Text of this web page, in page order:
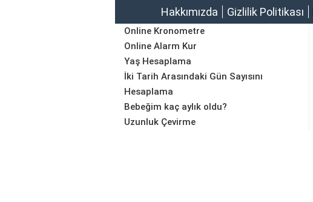
Hakkımızda Gizlilik Politikası
Online Kronometre
Online Alarm Kur
Yaş Hesaplama
İki Tarih Arasındaki Gün Sayısını
Hesaplama
Bebeğim kaç aylık oldu?
Uzunluk Çevirme